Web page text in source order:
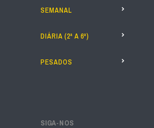
SEMANAL
DIÁRIA (2ª A 6ª)
PESADOS
SIGA-NOS